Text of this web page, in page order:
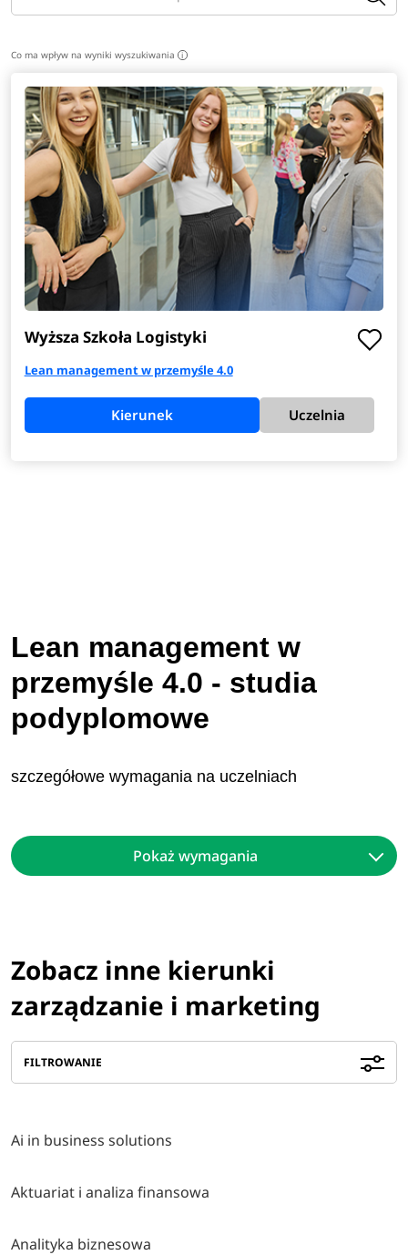
Co ma wpływ na wyniki wyszukiwania i
Wyższa Szkoła Logistyki
Lean management w przemyśle 4.0
Kierunek Uczelnia
Lean management w
przemyśle 4.0 - studia
podyplomowe
szczegółowe wymagania na uczelniach
Pokaż wymagania
Zobacz inne kierunki
zarządzanie i marketing
FILTROWANIE
Ai in business solutions
Aktuariat i analiza finansowa
Analityka biznesowa